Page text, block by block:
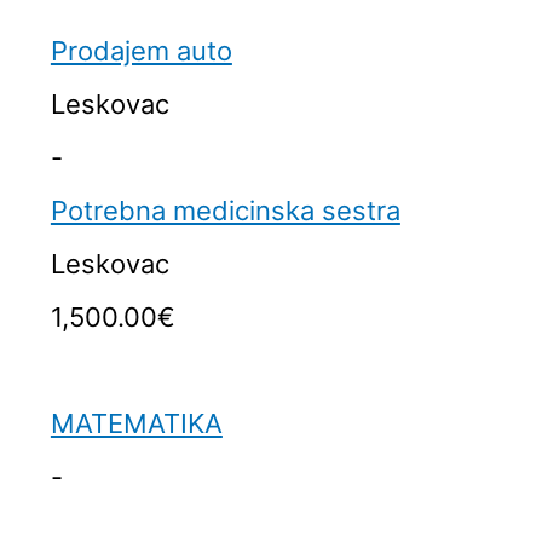
Prodajem auto
Leskovac
-
Potrebna medicinska sestra
Leskovac
1,500.00€
MATEMATIKA
-